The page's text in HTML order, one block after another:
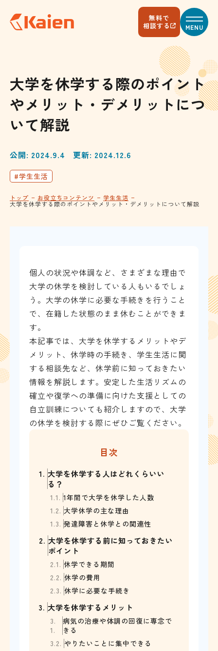
無料で
相談する
MENU
大学を休学する際のポイント
やメリット・デメリットにつ
いて解説
公開: 2024.9.4 更新: 2024.12.6
#学生生活
トップ お役立ちコンテンツ 学生生活
大学を休学する際のポイントやメリット・デメリットについて解説
個人の状況や体調など、さまざまな理由で
大学の休学を検討している人もいるでしょ
う。大学の休学に必要な手続きを行うこと
で、在籍した状態のまま休むことができま
す。
本記事では、大学を休学するメリットやデ
メリット、休学時の手続き、学生生活に関
する相談先など、休学前に知っておきたい
情報を解説します。安定した生活リズムの
確立や復学への準備に向けた支援としての
自立訓練についても紹介しますので、大学
の休学を検討する際にぜひご覧ください。
目次
1. 大学を休学する人はどれくらいい
る？
1.1. 1年間で大学を休学した人数
1.2. 大学休学の主な理由
1.3. 発達障害と休学との関連性
2. 大学を休学する前に知っておきたい
ポイント
2.1. 休学できる期間
2.2. 休学の費用
2.3. 休学に必要な手続き
3. 大学を休学するメリット
3.
1.
病気の治療や体調の回復に専念で
きる
3.2. やりたいことに集中できる